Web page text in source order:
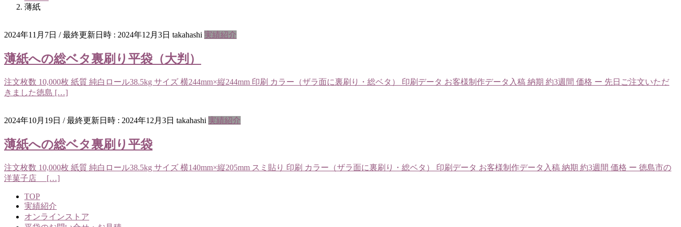
薄紙
2024年11月7日 / 最終更新日時 : 2024年12月3日 takahashi 実績紹介
薄紙への総ベタ裏刷り平袋（大判）
注文枚数 10,000枚 紙質 純白ロール38.5kg サイズ 横244mm×縦244mm 印刷 カラー（ザラ面に裏刷り・総ベタ） 印刷データ お客様制作データ入稿 納期 約3週間 価格 ー 先日ご注文いただ
きました徳島 […]
2024年10月19日 / 最終更新日時 : 2024年12月3日 takahashi 実績紹介
薄紙への総ベタ裏刷り平袋
注文枚数 10,000枚 紙質 純白ロール38.5kg サイズ 横140mm×縦205mm スミ貼り 印刷 カラー（ザラ面に裏刷り・総ベタ） 印刷データ お客様制作データ入稿 納期 約3週間 価格 ー 徳島市の
洋菓子店 […]
TOP
実績紹介
オンラインストア